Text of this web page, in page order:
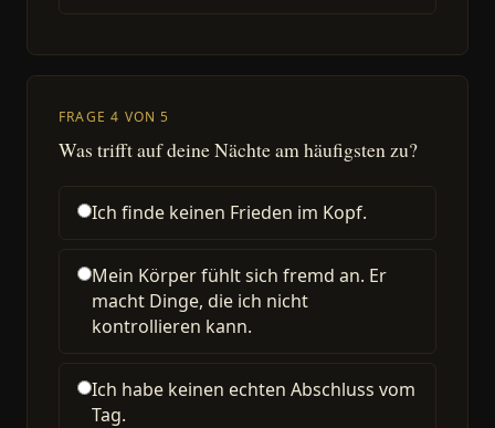
FRAGE 4 VON 5
Was trifft auf deine Nächte am häufigsten zu?
Ich finde keinen Frieden im Kopf.
Mein Körper fühlt sich fremd an. Er
macht Dinge, die ich nicht
kontrollieren kann.
Ich habe keinen echten Abschluss vom
Tag.